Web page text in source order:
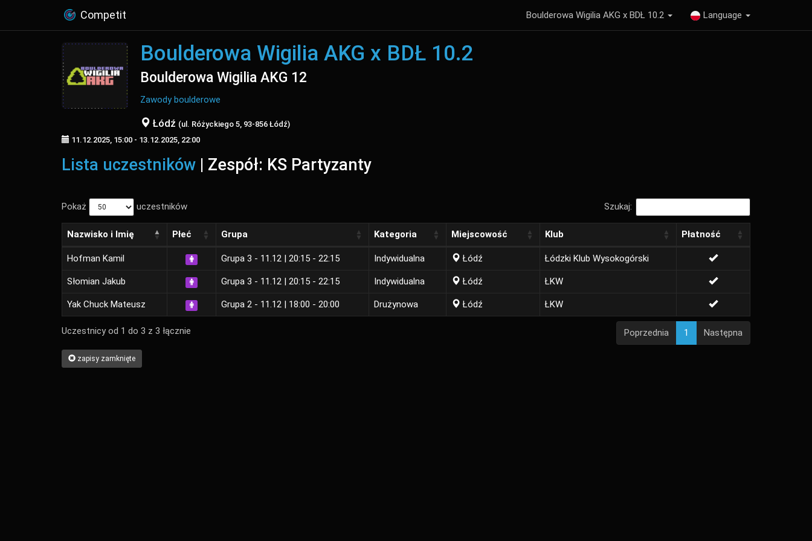
Competit Language
Boulderowa Wigilia AKG x BDŁ 10.2
Boulderowa Wigilia AKG x BDŁ 10.2
Boulderowa Wigilia AKG 12
Zawody boulderowe
Łódź (ul. Różyckiego 5, 93-856 Łódź)
11.12.2025, 15:00 - 13.12.2025, 22:00
Lista uczestników | Zespół: KS Partyzanty
Pokaż uczestników Szukaj:
Nazwisko i Imię Płeć Grupa Kategoria Miejscowość Klub Płatność
Hofman Kamil Grupa 3 - 11.12 | 20:15 - 22:15 Indywidualna Łódź Łódzki Klub Wysokogórski
Słomian Jakub Grupa 3 - 11.12 | 20:15 - 22:15 Indywidualna Łódź ŁKW
Yak Chuck Mateusz Grupa 2 - 11.12 | 18:00 - 20:00 Drużynowa Łódź ŁKW
Uczestnicy od 1 do 3 z 3 łącznie Poprzednia 1 Następna
zapisy zamknięte